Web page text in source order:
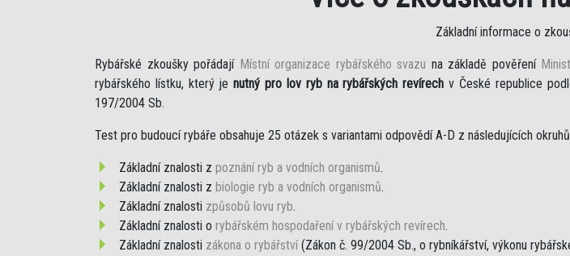
Základní informace o
Rybářské zkoušky pořádají Místní organizace rybářského svazu na základě pověření
rybářského lístku, který jenutný pro lov ryb na rybářských revírech v České republice
197/2004 Sb.
Test pro budoucí rybáře obsahuje 25 otázek s variantami odpovědí A-D z následujících
Základní znalosti z poznání ryb a vodních organismů.
Základní znalosti z biologie ryb a vodních organismů.
Základní znalosti způsobů lovu ryb.
Základní znalosti o rybářském hospodaření v rybářských revírech.
Základní znalosti zákona o rybářství(Zákon č. 99/2004 Sb., o rybníkářství, výkonu